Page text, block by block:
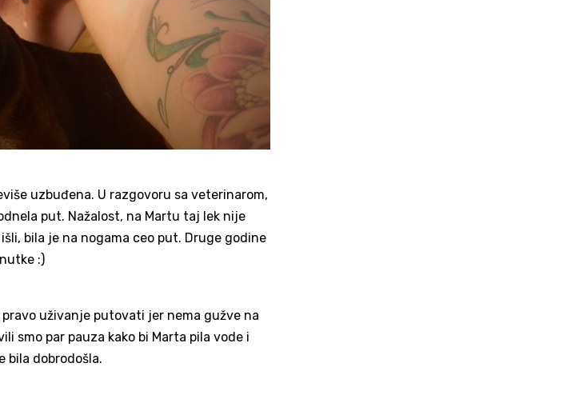
uzbuđena. U razgovoru sa veterinarom,
put. Nažalost, na Martu taj lek nije
bila je na nogama ceo put. Druge godine
:)
uživanje putovati jer nema gužve na
smo par pauza kako bi Marta pila vode i
bila dobrodošla.